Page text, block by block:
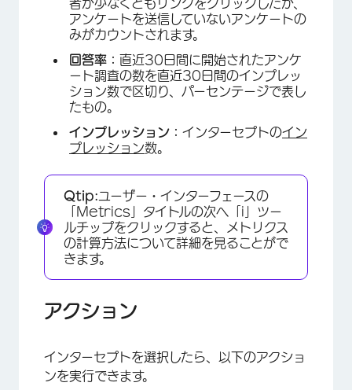
者が少なくともリンクをクリックしたが、
アンケートを送信していないアンケートの
みがカウントされます。
回答率： 直近30日間に開始されたアンケ
ート調査の数を直近30日間のインプレッ
ション数で区切り、パーセンテージで表し
たもの。
インプレッション： インターセプトのイン
プレッション数。
Qtip:ユーザー・インターフェースの
「Metrics」タイトルの次へ「i」ツー
ルチップをクリックすると、メトリクス
の計算方法について詳細を見ることがで
きます。
アクション
インターセプトを選択したら、以下のアクショ
ンを実行できます。